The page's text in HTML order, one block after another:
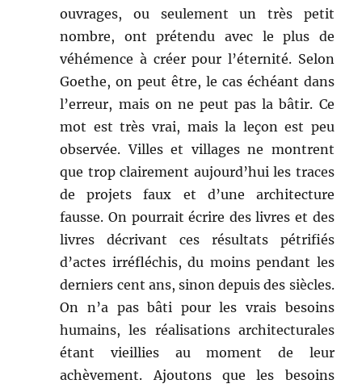
ouvrages, ou seulement un très petit
nombre, ont prétendu avec le plus de
véhémence à créer pour l’éternité. Selon
Goethe, on peut être, le cas échéant dans
l’erreur, mais on ne peut pas la bâtir. Ce
mot est très vrai, mais la leçon est peu
observée. Villes et villages ne montrent
que trop clairement aujourd’hui les traces
de projets faux et d’une architecture
fausse. On pourrait écrire des livres et des
livres décrivant ces résultats pétrifiés
d’actes irréfléchis, du moins pendant les
derniers cent ans, sinon depuis des siècles.
On n’a pas bâti pour les vrais besoins
humains, les réalisations architecturales
étant vieillies au moment de leur
achèvement. Ajoutons que les besoins